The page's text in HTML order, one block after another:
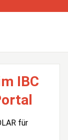
IBC
für